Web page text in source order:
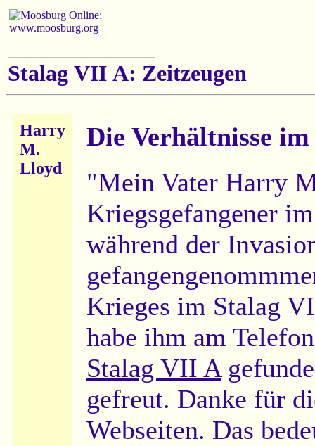
Stalag VII A: Zeitzeugen
Harry
M.
Lloyd
Die Verhältnisse
"Mein Vater Harry
Kriegsgefangener
während der
Krieges im Stalag
habe ihm am
Stalag VII A
gefreut. Danke für
Webseiten. Das